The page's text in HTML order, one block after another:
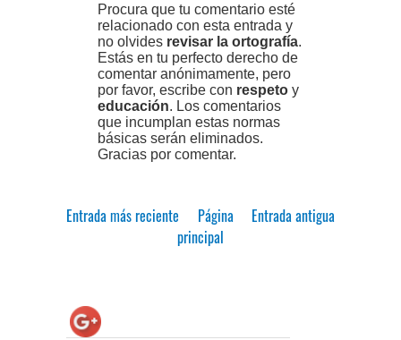
Procura que tu comentario esté
relacionado con esta entrada y
no olvides revisar la ortografía.
Estás en tu perfecto derecho de
comentar anónimamente, pero
por favor, escribe con respeto y
educación. Los comentarios
que incumplan estas normas
básicas serán eliminados.
Gracias por comentar.
Entrada más reciente Entrada antigua
Página
principal